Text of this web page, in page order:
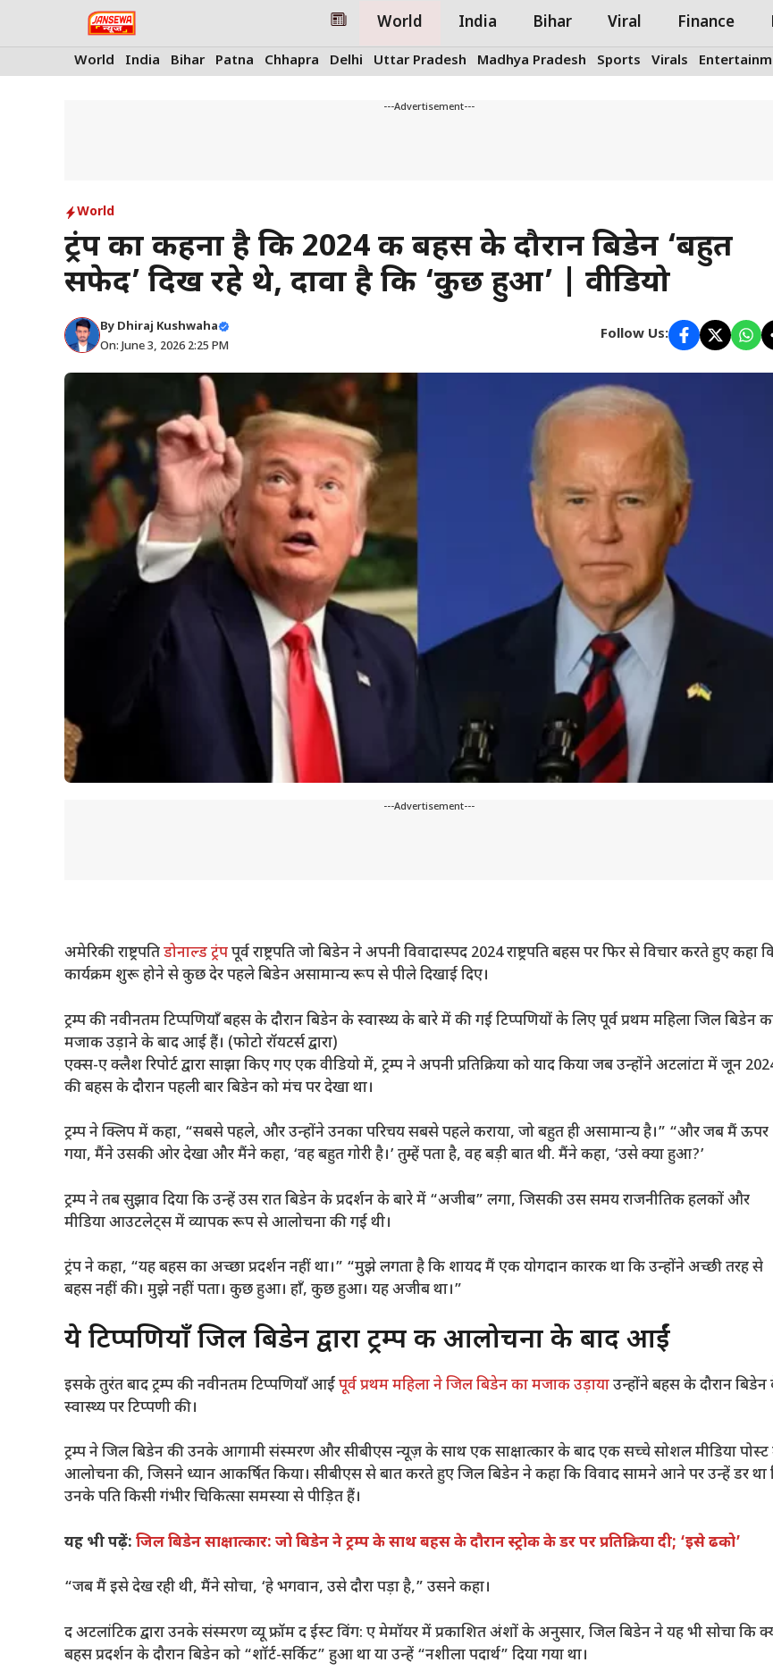
World India Bihar Viral Finance
World India Bihar Patna Chhapra Delhi Uttar Pradesh Madhya Pradesh Sports Virals
---Advertisement---
World
ट्रंप का कहना है कि 2024 की बहस के दौरान बिडेन ‘बहुत
सफेद’ दिख रहे थे, दावा है कि ‘कुछ हुआ’ | वीडियो
By Dhiraj Kushwaha
On: June 3, 2026 2:25 PM
Follow Us:
---Advertisement---
अमेरिकी राष्ट्रपतिडोनाल्ड ट्रंपपूर्व राष्ट्रपति जो बिडेन ने अपनी विवादास्पद 2024 राष्ट्रपति बहस पर फिर से विचार करते हुए कहा
कार्यक्रम शुरू होने से कुछ देर पहले बिडेन असामान्य रूप से पीले दिखाई दिए।
ट्रम्प की नवीनतम टिप्पणियाँ बहस के दौरान बिडेन के स्वास्थ्य के बारे में की गई टिप्पणियों के लिए पूर्व प्रथम महिला जिल बिडेन
मजाक उड़ाने के बाद आई हैं। (फोटो रॉयटर्स द्वारा)
एक्स-ए क्लैश रिपोर्ट द्वारा साझा किए गए एक वीडियो में, ट्रम्प ने अपनी प्रतिक्रिया को याद किया जब उन्होंने अटलांटा में जून
की बहस के दौरान पहली बार बिडेन को मंच पर देखा था।
ट्रम्प ने क्लिप में कहा, “सबसे पहले, और उन्होंने उनका परिचय सबसे पहले कराया, जो बहुत ही असामान्य है।” “और जब मैं ऊपर
गया, मैंने उसकी ओर देखा और मैंने कहा, ‘वह बहुत गोरी है।’ तुम्हें पता है, वह बड़ी बात थी. मैंने कहा, ‘उसे क्या हुआ?’
ट्रम्प ने तब सुझाव दिया कि उन्हें उस रात बिडेन के प्रदर्शन के बारे में “अजीब” लगा, जिसकी उस समय राजनीतिक हलकों और
मीडिया आउटलेट्स में व्यापक रूप से आलोचना की गई थी।
ट्रंप ने कहा, “यह बहस का अच्छा प्रदर्शन नहीं था।” “मुझे लगता है कि शायद मैं एक योगदान कारक था कि उन्होंने अच्छी तरह से
बहस नहीं की। मुझे नहीं पता। कुछ हुआ। हाँ, कुछ हुआ। यह अजीब था।”
ये टिप्पणियाँ जिल बिडेन द्वारा ट्रम्प की आलोचना के बाद आईं
इसके तुरंत बाद ट्रम्प की नवीनतम टिप्पणियाँ आईंपूर्व प्रथम महिला ने जिल बिडेन का मजाक उड़ायाउन्होंने बहस के दौरान
स्वास्थ्य पर टिप्पणी की।
ट्रम्प ने जिल बिडेन की उनके आगामी संस्मरण और सीबीएस न्यूज़ के साथ एक साक्षात्कार के बाद एक सच्चे सोशल मीडिया
आलोचना की, जिसने ध्यान आकर्षित किया। सीबीएस से बात करते हुए जिल बिडेन ने कहा कि विवाद सामने आने पर उन्हें डर था
उनके पति किसी गंभीर चिकित्सा समस्या से पीड़ित हैं।
यह भी पढ़ें: जिल बिडेन साक्षात्कार: जो बिडेन ने ट्रम्प के साथ बहस के दौरान स्ट्रोक के डर पर प्रतिक्रिया दी; ‘इसे ढको’
“जब मैं इसे देख रही थी, मैंने सोचा, ‘हे भगवान, उसे दौरा पड़ा है,” उसने कहा।
द अटलांटिक द्वारा उनके संस्मरण व्यू फ्रॉम द ईस्ट विंग: ए मेमॉयर में प्रकाशित अंशों के अनुसार, जिल बिडेन ने यह भी सोचा कि
बहस प्रदर्शन के दौरान बिडेन को “शॉर्ट-सर्किट” हुआ था या उन्हें “नशीला पदार्थ” दिया गया था।